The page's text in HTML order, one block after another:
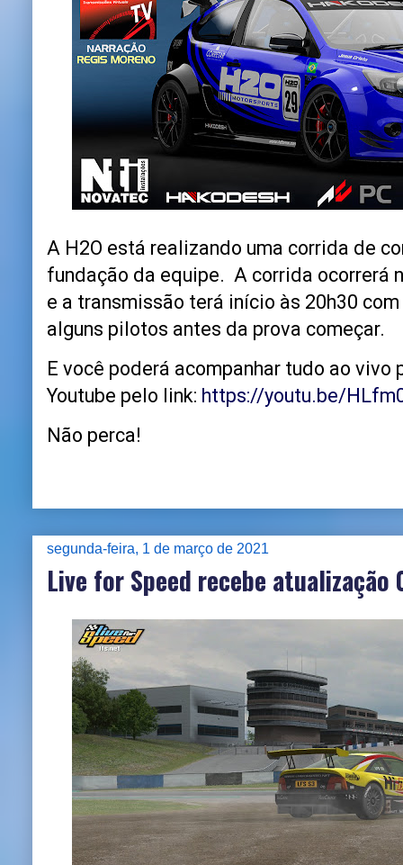
A H2O está realizando uma corrida de
fundação da equipe. A corrida ocorrerá
e a transmissão terá início às 20h30
alguns pilotos antes da prova começar.
E você poderá acompanhar tudo ao vivo
Youtube pelo link: https://youtu.be/
Não perca!
segunda-feira, 1 de março de 2021
Live for Speed recebe atualização